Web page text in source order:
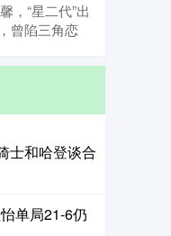
，“星二代”出
曾陷三角恋
士和哈登谈合
单局21-6仍